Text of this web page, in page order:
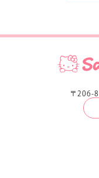
〒206-